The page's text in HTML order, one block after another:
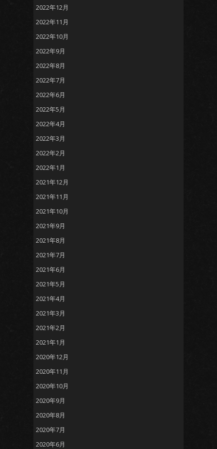
2022年12月
2022年11月
2022年10月
2022年9月
2022年8月
2022年7月
2022年6月
2022年5月
2022年4月
2022年3月
2022年2月
2022年1月
2021年12月
2021年11月
2021年10月
2021年9月
2021年8月
2021年7月
2021年6月
2021年5月
2021年4月
2021年3月
2021年2月
2021年1月
2020年12月
2020年11月
2020年10月
2020年9月
2020年8月
2020年7月
2020年6月